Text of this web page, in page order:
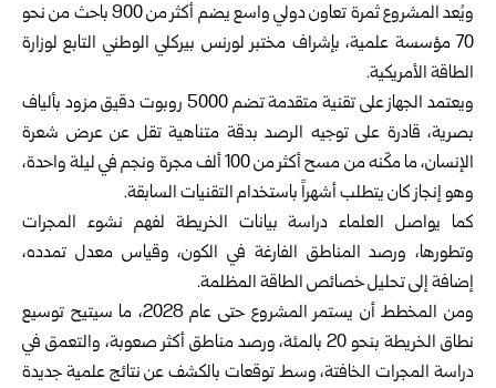
ويُعد المشروع ثمرة تعاون دولي واسع يضم أكثر من 900 باحث من نحو
70 مؤسسة علمية، بإشراف مختبر لورنس بيركلي الوطني التابع لوزارة
الطاقة الأمريكية.
ويعتمد الجهاز على تقنية متقدمة تضم 5000 روبوت دقيق مزود بألياف
بصرية، قادرة على توجيه الرصد بدقة متناهية تقل عن عرض شعرة
الإنسان، ما مكّنه من مسح أكثر من 100 ألف مجرة ونجم في ليلة واحدة،
وهو إنجاز كان يتطلب أشهراً باستخدام التقنيات السابقة.
كما يواصل العلماء دراسة بيانات الخريطة لفهم نشوء المجرات
وتطورها، ورصد المناطق الفارغة في الكون، وقياس معدل تمدده،
إضافة إلى تحليل خصائص الطاقة المظلمة.
ومن المخطط أن يستمر المشروع حتى عام 2028، ما سيتيح توسيع
نطاق الخريطة بنحو 20 بالمئة، ورصد مناطق أكثر صعوبة، والتعمق في
دراسة المجرات الخافتة، وسط توقعات بالكشف عن نتائج علمية جديدة